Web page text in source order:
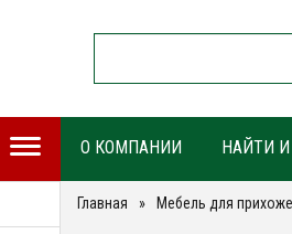
О КОМПАНИИ НАЙТИ И
Главная Мебель для